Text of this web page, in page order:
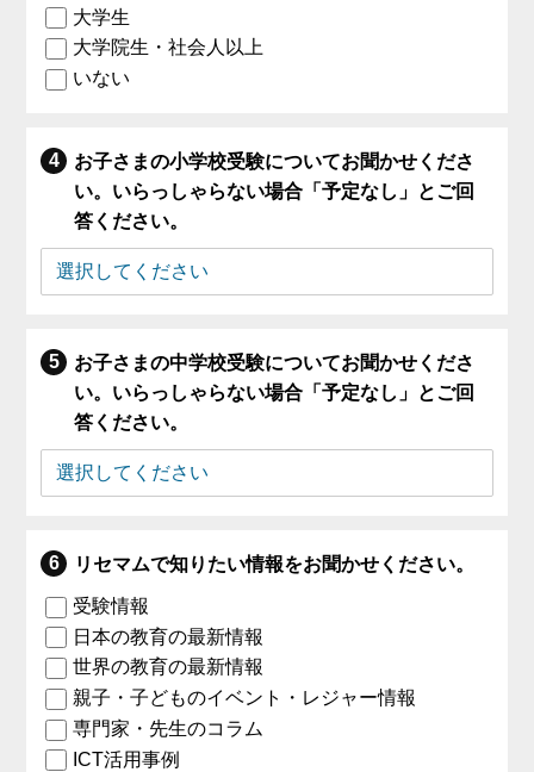
大学生
大学院生・社会人以上
いない
お子さまの小学校受験についてお聞かせくださ
い。いらっしゃらない場合「予定なし」とご回
答ください。
お子さまの中学校受験についてお聞かせくださ
い。いらっしゃらない場合「予定なし」とご回
答ください。
リセマムで知りたい情報をお聞かせください。
受験情報
日本の教育の最新情報
世界の教育の最新情報
親子・子どものイベント・レジャー情報
専門家・先生のコラム
ICT活用事例